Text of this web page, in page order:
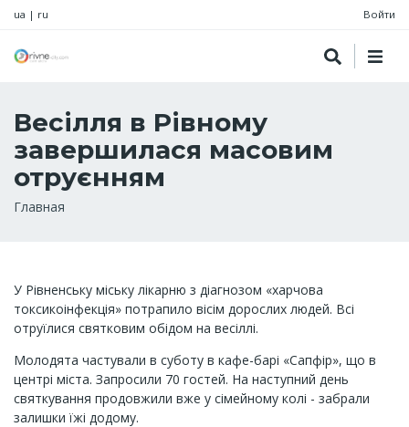
ua | ru Войти
Весілля в Рівному
завершилася масовим
отруєнням
Строка
Главная
У Рівненську міську лікарню з діагнозом «харчова
токсикоінфекція» потрапило вісім дорослих людей. Всі
отруїлися святковим обідом на весіллі.
Молодята частували в суботу в кафе-барі «Сапфір», що в
центрі міста. Запросили 70 гостей. На наступний день
святкування продовжили вже у сімейному колі - забрали
залишки їжі додому.